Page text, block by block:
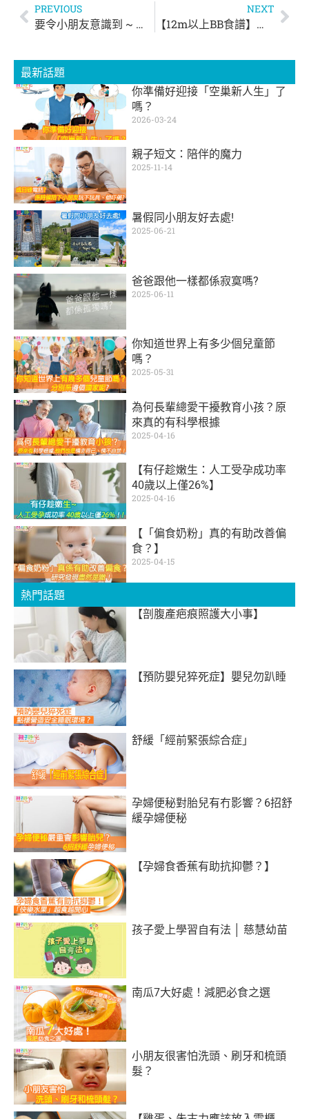
PREVIOUS
要令小朋友意識到 ~ 讀書係為咗佢自己
NEXT
【12m以上BB食譜】免焗一口南瓜麵包仔
最新話題
你準備好迎接「空巢新人生」了
嗎？
2026-03-24
親子短文：陪伴的魔力
2025-11-14
暑假同小朋友好去處!
2025-06-21
爸爸跟他一樣都係寂寞嗎?
2025-06-11
你知道世界上有多少個兒童節
嗎？
2025-05-31
為何長輩總愛干擾教育小孩？原
來真的有科學根據
2025-04-16
【有仔趁嫩生：人工受孕成功率
40歲以上僅26%】
2025-04-16
【「偏食奶粉」真的有助改善偏
食？】
2025-04-15
熱門話題
【剖腹產疤痕照護大小事】
【預防嬰兒猝死症】嬰兒勿趴睡
舒緩「經前緊張綜合症」
孕婦便秘對胎兒有冇影響？6招舒
緩孕婦便秘
【孕婦食香蕉有助抗抑鬱？】
孩子愛上學習自有法 │ 慈慧幼苗
南瓜7大好處！減肥必食之選
小朋友很害怕洗頭、刷牙和梳頭
髮？